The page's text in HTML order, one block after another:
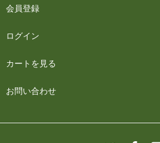
会員登録
ログイン
カートを見る
お問い合わせ